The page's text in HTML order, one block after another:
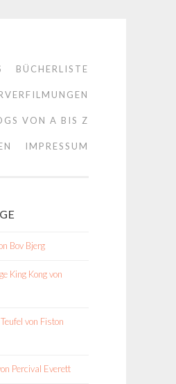
BÜCHERLISTE
VON A BIS Z
IMPRESSUM
Bov Bjerg
King Kong von
von Fiston
Percival Everett